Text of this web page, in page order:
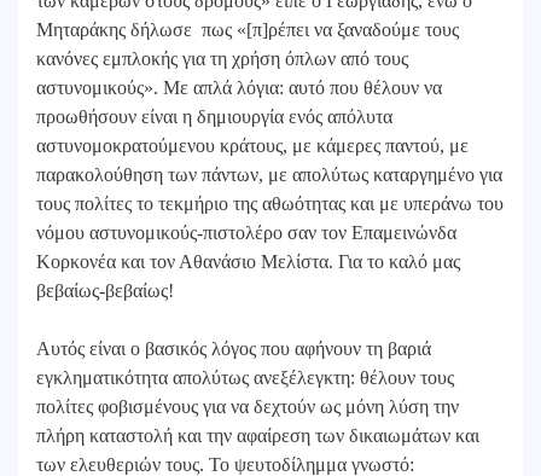
Μηταράκης δήλωσε πως «[π]ρέπει να ξαναδούμε τους
κανόνες εμπλοκής για τη χρήση όπλων από τους
αστυνομικούς». Με απλά λόγια: αυτό που θέλουν να
προωθήσουν είναι η δημιουργία ενός απόλυτα
αστυνομοκρατούμενου κράτους, με κάμερες παντού, με
παρακολούθηση των πάντων, με απολύτως καταργημένο για
τους πολίτες το τεκμήριο της αθωότητας και με υπεράνω του
νόμου αστυνομικούς-πιστολέρο σαν τον Επαμεινώνδα
Κορκονέα και τον Αθανάσιο Μελίστα. Για το καλό μας
βεβαίως-βεβαίως!
Αυτός είναι ο βασικός λόγος που αφήνουν τη βαριά
εγκληματικότητα απολύτως ανεξέλεγκτη: θέλουν τους
πολίτες φοβισμένους για να δεχτούν ως μόνη λύση την
πλήρη καταστολή και την αφαίρεση των δικαιωμάτων και
των ελευθεριών τους. Το ψευτοδίλημμα γνωστό: